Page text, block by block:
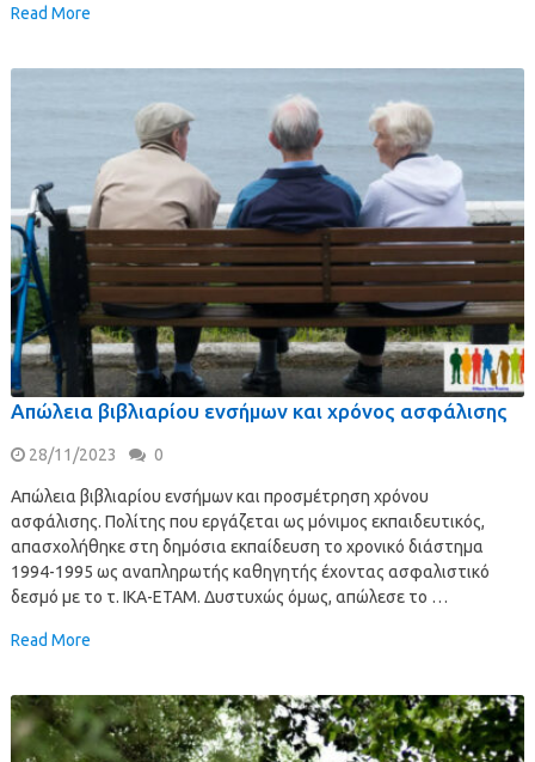
Read More
Απώλεια βιβλιαρίου ενσήμων και χρόνος ασφάλισης
28/11/2023 0
Απώλεια βιβλιαρίου ενσήμων και προσμέτρηση χρόνου
ασφάλισης. Πολίτης που εργάζεται ως μόνιμος εκπαιδευτικός,
απασχολήθηκε στη δημόσια εκπαίδευση το χρονικό διάστημα
1994-1995 ως αναπληρωτής καθηγητής έχοντας ασφαλιστικό
δεσμό με το τ. ΙΚΑ-ΕΤΑΜ. Δυστυχώς όμως, απώλεσε το …
Read More